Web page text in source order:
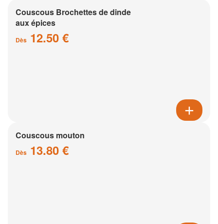
Couscous Brochettes de dinde
aux épices
Dès 12.50 €
Couscous mouton
Dès 13.80 €